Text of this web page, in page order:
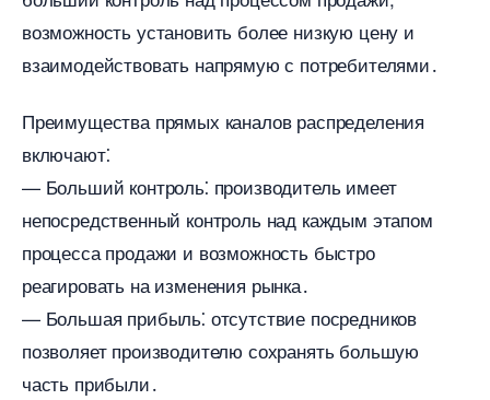
озможность установить более низкую цену и
заимодействовать напрямую с потребителями․
Преимущества прямых каналов распределения
ключают⁚
— Больший контроль⁚ производитель имеет
непосредственный контроль над каждым этапом
процесса продажи и возможность быстро
реагировать на изменения рынка․
— Большая прибыль⁚ отсутствие посреднико
позволяет производителю сохранять большую
часть прибыли․